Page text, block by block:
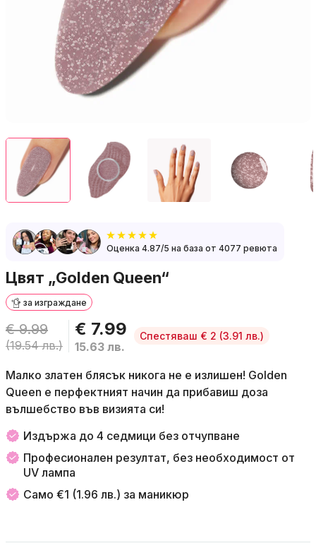
Оценка 4.87/5 на база от 4077 ревюта
Цвят „Golden Queen“
за изграждане
€ 9.99
(19.54 лв.)
€ 7.99
15.63 лв.
Спестяваш € 2 (3.91 лв.)
Малко златен блясък никога не е излишен! Golden
Queen е перфектният начин да прибавиш доза
вълшебство във визията си!
Издържа до 4 седмици без отчупване
Професионален резултат, без необходимост от
UV лампа
Само €1 (1.96 лв.) за маникюр